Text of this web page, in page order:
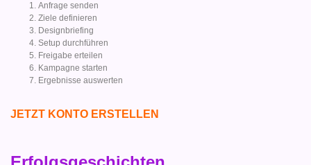
Anfrage senden
Ziele definieren
Designbriefing
Setup durchführen
Freigabe erteilen
Kampagne starten
Ergebnisse auswerten
JETZT KONTO ERSTELLEN